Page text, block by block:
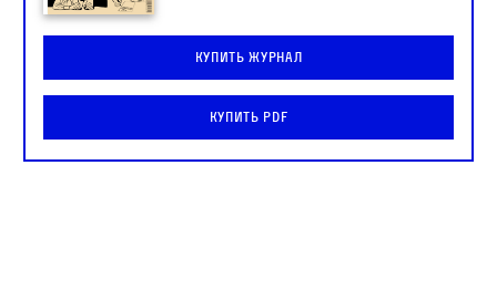
Купить журнал
Купить PDF